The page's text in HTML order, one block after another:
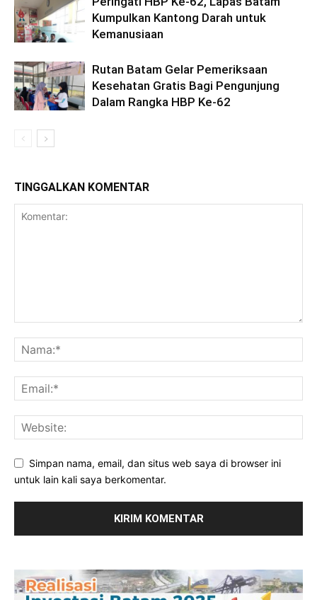
Kumpulkan Kantong Darah untuk
Kemanusiaan
Rutan Batam Gelar Pemeriksaan
Kesehatan Gratis Bagi Pengunjung
Dalam Rangka HBP Ke-62
TINGGALKAN KOMENTAR
Simpan nama, email, dan situs web saya di browser ini
untuk lain kali saya berkomentar.